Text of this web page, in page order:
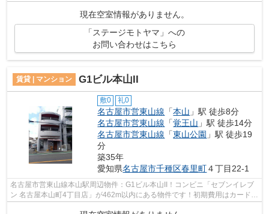
現在空室情報がありません。
「ステージモトヤマ」への
お問い合わせはこちら
賃貸 | マンション G1ビル本山II
敷0 礼0
名古屋市営東山線 「本山 」駅 徒歩8分
名古屋市営東山線 「覚王山 」駅 徒歩14分
名古屋市営東山線 「東山公園 」駅 徒歩19
分
築35年
愛知県名古屋市千種区春里町４丁目22-1
名古屋市営東山線本山駅周辺物件：G1ビル本山II！コンビニ「セブンイレブ
ン 名古屋本山町4丁目店」が462m以内にある物件です！初期費用はカードで
決済いただけます！物件の周辺に駅が2...